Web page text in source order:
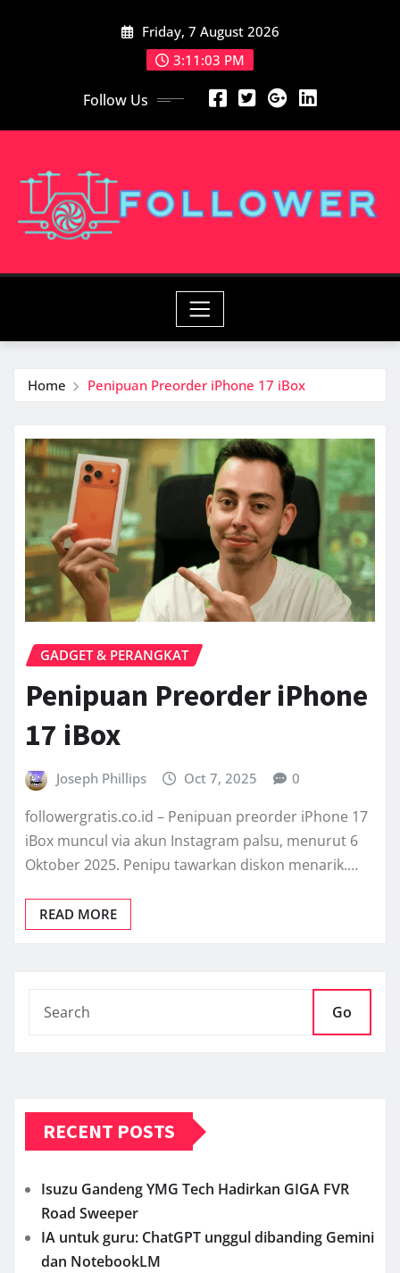
Friday, 7 August 2026
3:11:03 PM
Follow Us
Home Penipuan Preorder iPhone 17 iBox
GADGET & PERANGKAT
Penipuan Preorder iPhone
17 iBox
Joseph Phillips Oct 7, 2025 0
followergratis.co.id – Penipuan preorder iPhone 17
iBox muncul via akun Instagram palsu, menurut 6
Oktober 2025. Penipu tawarkan diskon menarik.…
READ MORE
Go
RECENT POSTS
Isuzu Gandeng YMG Tech Hadirkan GIGA FVR
Road Sweeper
IA untuk guru: ChatGPT unggul dibanding Gemini
dan NotebookLM